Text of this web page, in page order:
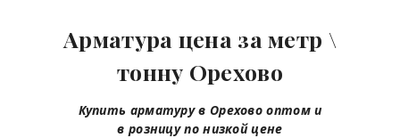
Арматура цена за метр \
тонну Орехово
Купить арматуру в Ореховооптоми
в розницупо низкой цене